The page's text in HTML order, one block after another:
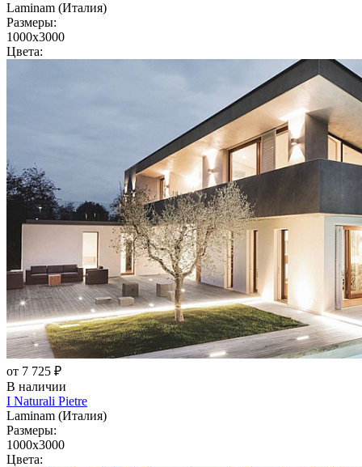
Laminam (Италия)
Размеры:
1000x3000
Цвета:
от 7 725 ₽
В наличии
I Naturali Pietre
Laminam (Италия)
Размеры:
1000x3000
Цвета: